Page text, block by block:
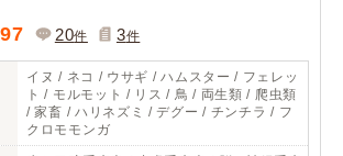
20件 3件
イヌ / ネコ / ウサギ / ハムスター / フェレッ
ト / モルモット / リス / 鳥 / 両生類 / 爬虫類
/ 家畜 / ハリネズミ / デグー / チンチラ / フ
クロモモンガ